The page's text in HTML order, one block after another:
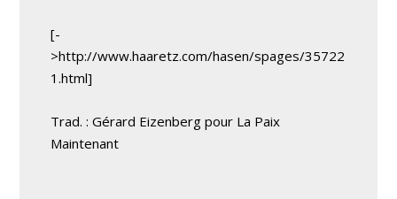
[-
>http://www.haaretz.com/hasen/spages/35722
1.html]
Trad. : Gérard Eizenberg pour La Paix
Maintenant